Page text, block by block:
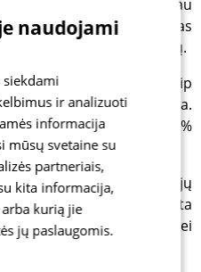
pinigų prireiks anksčiau
BANKO atstovas
skirtingos trukmės indėlių.
siūloma pagalvoti, kaip
kurį lemia infliacija.
prognozuoja metinę 2,4%
šiandien pasidėjus dvejų
ne tik visiškai išsaugota
paauginta. Žinoma, jei
V. Bernatavičius.
naudojami
siekdami
ir analizuoti
informacija
mūsų svetaine su
partneriais,
kita informacija,
kurią jie
jų paslaugomis.